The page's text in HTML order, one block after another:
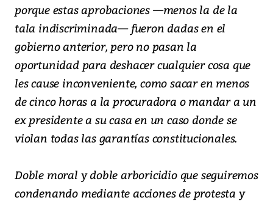
porque estas aprobaciones —menos la de la
tala indiscriminada— fueron dadas en el
gobierno anterior, pero no pasan la
oportunidad para deshacer cualquier cosa que
les cause inconveniente, como sacar en menos
de cinco horas a la procuradora o mandar a un
ex presidente a su casa en un caso donde se
violan todas las garantías constitucionales.
Doble moral y doble arboricidio que seguiremos
condenando mediante acciones de protesta y